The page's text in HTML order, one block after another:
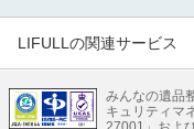
条件を利用し検索してみまし
またお役立ち情報も豊富なの
方法についてもチェックして
LIFULLの関連サービス
不動産・住宅
引越し 老
不動産クラウドファンデ
みんなの遺品
キュリティマ